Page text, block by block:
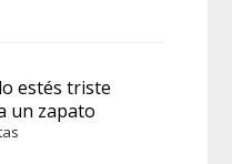
estés triste
un zapato